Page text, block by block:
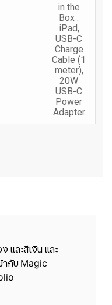
in the
Box :
iPad,
USB-C
Charge
Cable (1
meter),
20W
USB-C
Power
Adapter